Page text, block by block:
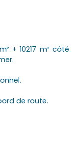
+ 10217 m² côté
de route.